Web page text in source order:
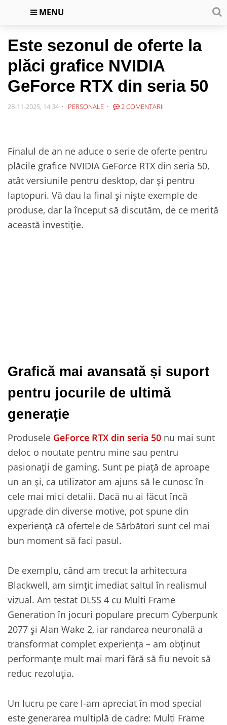
MENU
Este sezonul de oferte la
plăci grafice NVIDIA
GeForce RTX din seria 50
28-11-2025, 14:34 PERSONALE 2 COMENTARII
Finalul de an ne aduce o serie de oferte pentru
plăcile grafice NVIDIA GeForce RTX din seria 50,
atât versiunile pentru desktop, dar și pentru
laptopuri. Vă dau la final și niște exemple de
produse, dar la început să discutăm, de ce merită
această investiție.
Grafică mai avansată și suport
pentru jocurile de ultimă
generație
Produsele GeForce RTX din seria 50 nu mai sunt
deloc o noutate pentru mine sau pentru
pasionații de gaming. Sunt pe piață de aproape
un an și, ca utilizator am ajuns să le cunosc în
cele mai mici detalii. Dacă nu ai făcut încă
upgrade din diverse motive, pot spune din
experiență că ofertele de Sărbători sunt cel mai
bun moment să faci pasul.
De exemplu, când am trecut la arhitectura
Blackwell, am simțit imediat saltul în realismul
vizual. Am testat DLSS 4 cu Multi Frame
Generation în jocuri populare precum Cyberpunk
2077 și Alan Wake 2, iar randarea neuronală a
transformat complet experiența – am obținut
performanțe mult mai mari fără să fiu nevoit să
reduc rezoluția.
Un lucru pe care l-am apreciat în mod special
este generarea multiplă de cadre: Multi Frame